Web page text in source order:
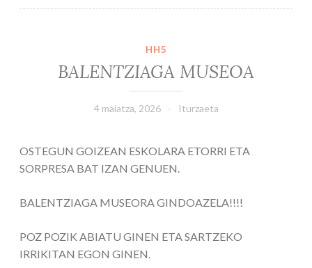
HH5
BALENTZIAGA MUSEOA
4 maiatza, 2026 Iturzaeta
OSTEGUN GOIZEAN ESKOLARA ETORRI ETA
SORPRESA BAT IZAN GENUEN.
BALENTZIAGA MUSEORA GINDOAZELA!!!!
POZ POZIK ABIATU GINEN ETA SARTZEKO
IRRIKITAN EGON GINEN.